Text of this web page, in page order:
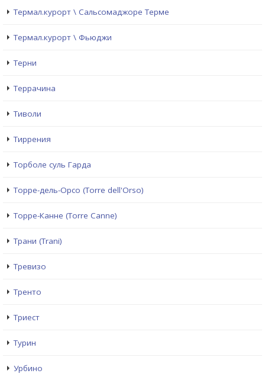
Термал.курорт \ Сальсомаджоре Терме
Термал.курорт \ Фьюджи
Терни
Террачина
Тиволи
Тиррения
Торболе суль Гарда
Торре-дель-Орсо (Torre dell'Orso)
Торре-Канне (Torre Canne)
Трани (Trani)
Тревизо
Тренто
Триест
Турин
Урбино